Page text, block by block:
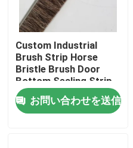
Custom Industrial
Brush Strip Horse
Bristle Brush Door
Bottom Sealing Strip
Brush For
Sealing/Cleaning/Dust
Removal
お問い合わせを送信